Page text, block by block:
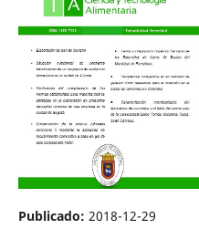
Publicado: 2018-12-29